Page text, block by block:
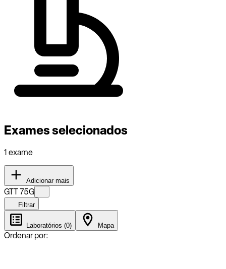
Exames selecionados
1 exame
Adicionar mais
GTT 75G
Filtrar
Laboratórios (0) Mapa
Ordenar por: